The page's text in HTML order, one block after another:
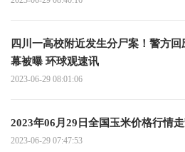
四川一高校附近发生分尸案！警方
幕被曝 环球观速讯
2023-06-29 08:01:06
2023年06月29日全国玉米价格行情
2023-06-29 07:47:53